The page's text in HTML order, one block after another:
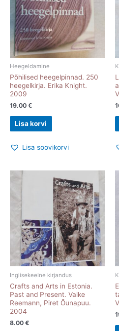
Heegeldamine
Põhilised heegelpinnad. 250
heegelkirja. Erika Knight.
2009
19.00 €
Lisa korvi
Lisa soovikorvi
Inglisekeelne kirjandus
Crafts and Arts in Estonia.
Past and Present. Vaike
Reemann, Piret Õunapuu.
2004
8.00 €